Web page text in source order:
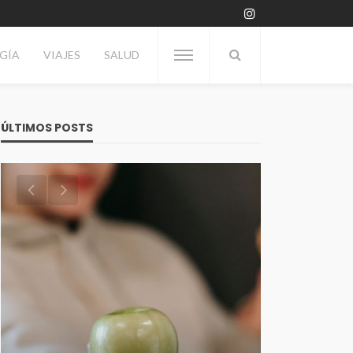
VIAJES SALUD
ÚLTIMOS POSTS
Día del Enólogo: Por qué se